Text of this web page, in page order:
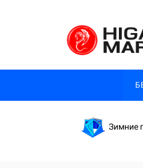
Зимние